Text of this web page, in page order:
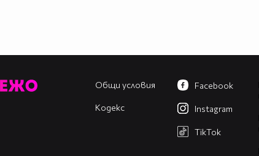
Общи условия
Кодекс
Facebook
Instagram
TikTok